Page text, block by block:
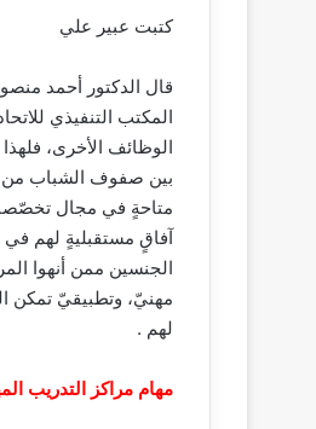
كتبت عبير علي
قال الدكتور أحمد
المكتب التنفيذي
الوظائف الأخرى،
بين صفوف الشباب من
متاحةٍ في مجال
آفاقٍ مستقبليةٍ لهم في
الجنسين ممن أنهوا
مهنيّ، وتطبيقيّ تمكن
لهم .
مهام مراكز التدريب